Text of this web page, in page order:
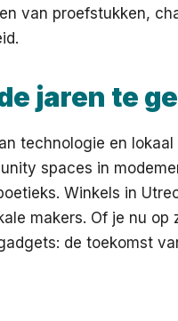
van proefstukken,
jaren te
technologie en
spaces in
Winkels in
makers. Of je nu op
de toekomst